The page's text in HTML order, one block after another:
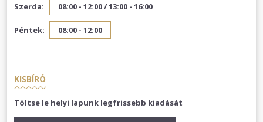
Szerda: 08:00 - 12:00 /13:00 - 16:00
Péntek: 08:00 - 12:00
KISBÍRÓ
Töltse le helyi lapunk legfrissebb kiadását